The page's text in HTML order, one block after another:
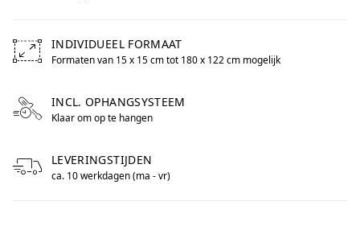
INDIVIDUEEL FORMAAT
Formaten van 15 x 15 cm tot 180 x 122 cm mogelijk
INCL. OPHANGSYSTEEM
Klaar om op te hangen
LEVERINGSTIJDEN
ca. 10 werkdagen (ma - vr)